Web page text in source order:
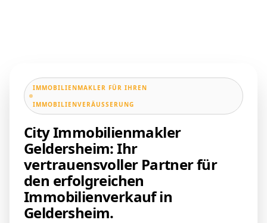
IMMOBILIENMAKLER FÜR IHREN
IMMOBILIENVERÄUSSERUNG
City Immobilienmakler
Geldersheim: Ihr
vertrauensvoller Partner für
den erfolgreichen
Immobilienverkauf in
Geldersheim.